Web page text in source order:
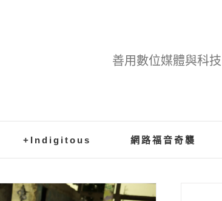
善用數位媒體與科
+Indigitous 網路福音奇襲